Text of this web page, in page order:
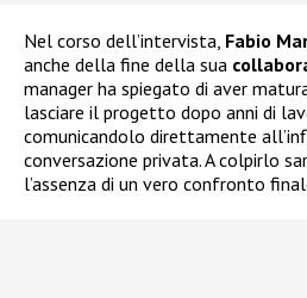
Nel corso dell’intervista, Fabio
anche della fine della sua
manager ha spiegato di aver
lasciare il progetto dopo anni di
comunicandolo direttamente
conversazione privata. A colpirlo
l’assenza di un vero confronto